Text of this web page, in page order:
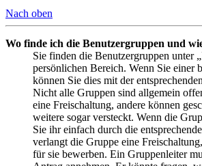
Nach oben
Wo finde ich die Benutzergruppen und
Sie finden die Benutzergruppen unter
persönlichen Bereich. Wenn Sie einer
können Sie dies mit der
Nicht alle Gruppen sind allgemein
eine Freischaltung, andere können
weitere sogar versteckt. Wenn die
Sie ihr einfach durch die
verlangt die Gruppe eine
für sie bewerben. Ein Gruppenleiter